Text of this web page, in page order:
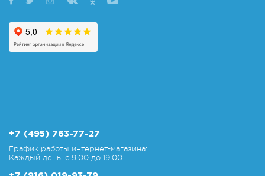
+7 (495) 763-77-27
График работы интернет-магазина:
Каждый день: с 9:00 до 19:00